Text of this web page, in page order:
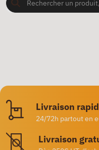
Livraison
24/72h partout en
Livraison